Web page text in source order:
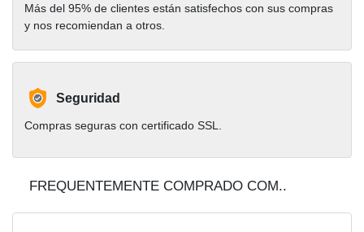
Más del 95% de clientes están satisfechos con sus compras
y nos recomiendan a otros.
Seguridad
Compras seguras con certificado SSL.
FREQUENTEMENTE COMPRADO COM..